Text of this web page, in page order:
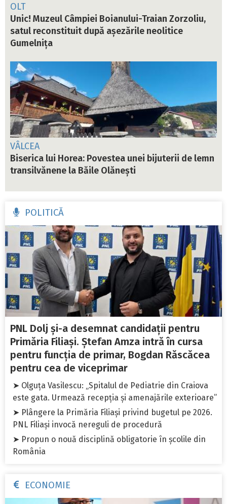
OLT
Unic! Muzeul Câmpiei Boianului-Traian Zorzoliu,
satul reconstituit după așezările neolitice
Gumelnița
VÂLCEA
Biserica lui Horea: Povestea unei bijuterii de lemn
transilvănene la Băile Olănești
POLITICĂ
PNL Dolj și-a desemnat candidații pentru
Primăria Filiași. Ștefan Amza intră în cursa
pentru funcția de primar, Bogdan Răscăcea
pentru cea de viceprimar
➤ Olguța Vasilescu: „Spitalul de Pediatrie din Craiova
este gata. Urmează recepția și amenajările exterioare”
➤ Plângere la Primăria Filiași privind bugetul pe 2026.
PNL Filiași invocă nereguli de procedură
➤ Propun o nouă disciplină obligatorie în școlile din
România
ECONOMIE